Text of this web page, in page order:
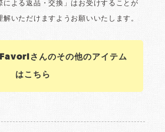
さんのその他のアイテム
はこちら